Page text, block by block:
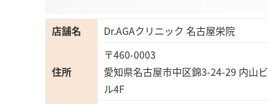
店舗名 Dr.AGAクリニック 名古屋栄院
住所
〒460-0003
愛知県名古屋市中区錦3-24-29 内山ビ
ル4F